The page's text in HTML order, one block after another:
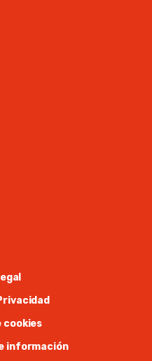
cookies
información